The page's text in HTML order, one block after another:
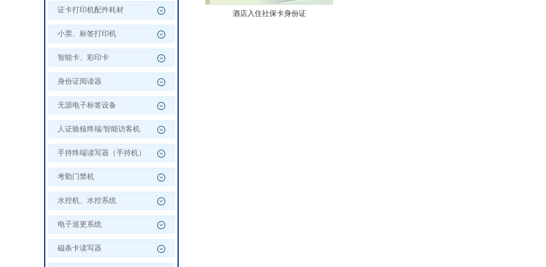
证卡打印机配件耗材
小票、标签打印机
智能卡、彩印卡
身份证阅读器
无源电子标签设备
人证验核终端/智能访客机
手持终端读写器（手持机）
考勤门禁机
水控机、水控系统
电子巡更系统
磁条卡读写器
酒店入住社保卡身份证